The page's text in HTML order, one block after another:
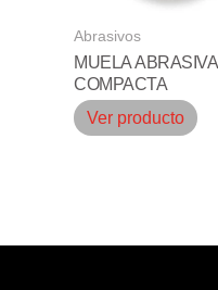
Abrasivos
MUELA ABRASIVA
COMPACTA
Ver producto